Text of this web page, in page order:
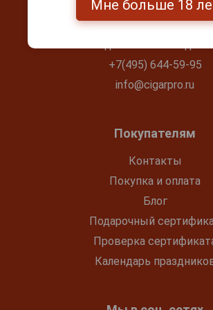
г. Москва, Серпуховский
+7(495) 644-59-95
info@cigarpro.ru
Покупателям
Контакты
Покупка и оплата
Блог
Подарочный
Проверка
Календарь
Мне больше 18